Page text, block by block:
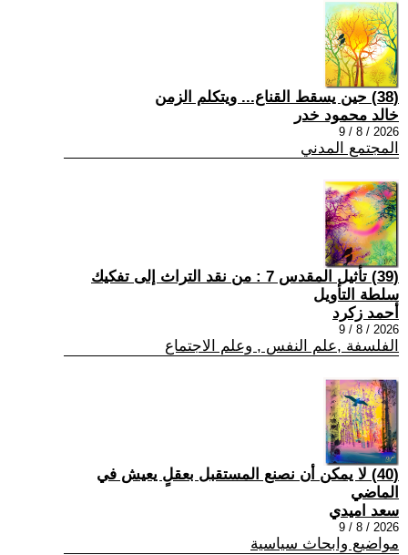
(38) حين يسقط القناع... ويتكلم الزمن
خالد محمود خدر
2026 / 8 / 9
المجتمع المدني
(39) تأثيل المقدس 7 : من نقد التراث إلى تفكيك
سلطة التأويل
أحمد زكرد
2026 / 8 / 9
الفلسفة ,علم النفس , وعلم الاجتماع
(40) لا يمكن أن نصنع المستقبل بعقلٍ يعيش في
الماضي
سعد اميدي
2026 / 8 / 9
مواضيع وابحاث سياسية